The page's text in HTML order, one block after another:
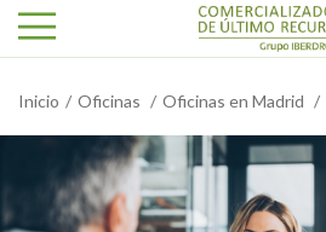
Inicio Oficinas Oficinas en Madrid